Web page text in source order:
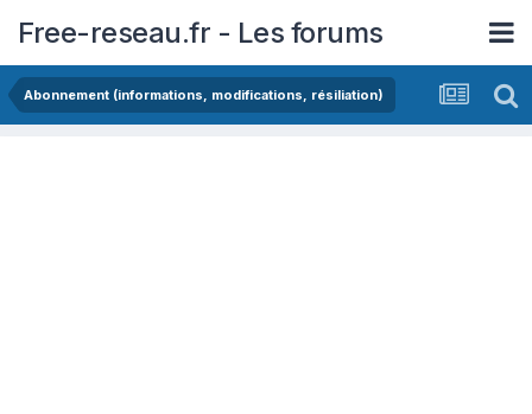
Free-reseau.fr - Les forums
Abonnement (informations, modifications, résiliation)